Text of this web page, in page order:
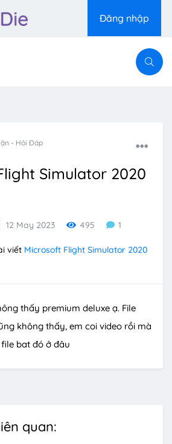
Đăng nhập
- Hỏi Đáp
Simulator 2020
12 May 2023 495 1
viết Microsoft Flight Simulator 2020
thấy premium deluxe ạ. File
không thấy, em coi video rồi mà
bat đó ở đâu
quan: